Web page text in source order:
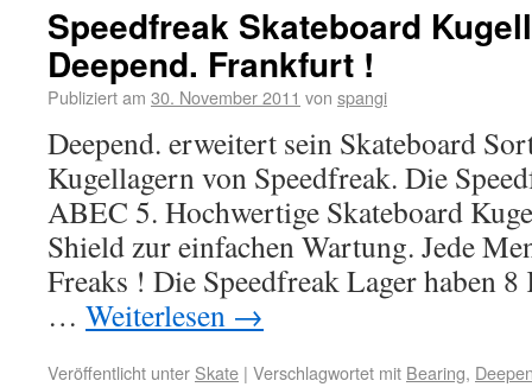
Speedfreak Skateboard
Deepend. Frankfurt !
Publiziert am 30. November 2011 von spangi
Deepend. erweitert sein Skateboard
Kugellagern von Speedfreak. Die
ABEC 5. Hochwertige Skateboard
Shield zur einfachen Wartung. Jede
Freaks ! Die Speedfreak Lager haben 8
… Weiterlesen →
Veröffentlicht unter Skate | Verschlagwortet mit Bearing,